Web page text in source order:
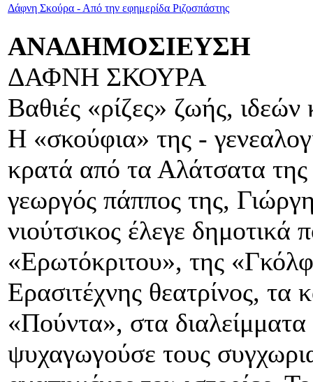
Δάφνη Σκούρα - Από την εφημερίδα Ριζοσπάστης
ΑΝΑΔΗΜΟΣΙΕΥΣΗ
ΔΑΦΝΗ ΣΚΟΥΡΑ
Βαθιές «ρίζες» ζωής, ιδεών
H «σκούφια» της -
κρατά από τα Αλάτσατα
γεωργός πάππος της,
νιούτσικος έλεγε δημοτικά
«Ερωτόκριτου», της
Ερασιτέχνης θεατρίνος, τα
«Πούντα», στα
ψυχαγωγούσε τους